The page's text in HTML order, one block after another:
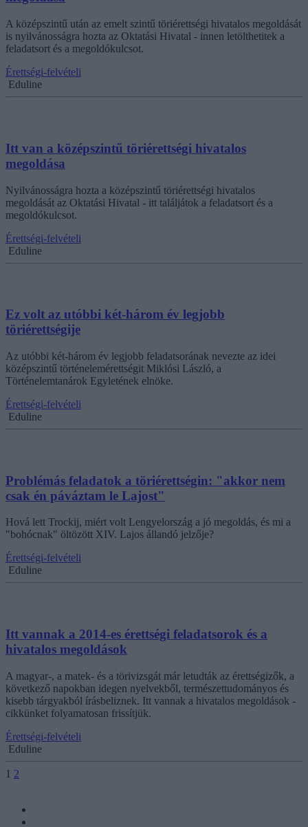
A középszintű után az emelt szintű töriérettségi hivatalos megoldását
is nyilvánosságra hozta az Oktatási Hivatal - innen letölthetitek a
feladatsort és a megoldókulcsot.
Érettségi-felvételi
Eduline
Itt van a középszintű töriérettségi hivatalos
megoldása
Nyilvánosságra hozta a középszintű töriérettségi hivatalos
megoldását az Oktatási Hivatal - itt találjátok a feladatsort és a
megoldókulcsot.
Érettségi-felvételi
Eduline
Ez volt az utóbbi két-három év legjobb
töriérettségije
Az utóbbi két-három év legjobb feladatsorának nevezte az idei
középszintű történelemérettségit Miklósi László, a
Történelemtanárok Egyletének elnöke.
Érettségi-felvételi
Eduline
Problémás feladatok a töriérettségin: "akkor nem
csak én páváztam le Lajost"
Hová lett Trockij, miért volt Lengyelország a jó megoldás, és mi a
"bohócnak" öltözött XIV. Lajos állandó jelzője?
Érettségi-felvételi
Eduline
Itt vannak a 2014-es érettségi feladatsorok és a
hivatalos megoldások
A magyar-, a matek- és a törivizsgát már letudták az érettségizők, a
következő napokban idegen nyelvekből, természettudományos és
kisebb tárgyakból írásbeliznek. Itt vannak a hivatalos megoldások -
cikkünket folyamatosan frissítjük.
Érettségi-felvételi
Eduline
1 2